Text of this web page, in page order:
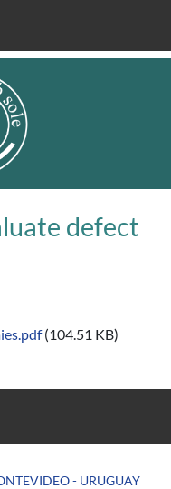
defect
(104.51 KB)
- URUGUAY